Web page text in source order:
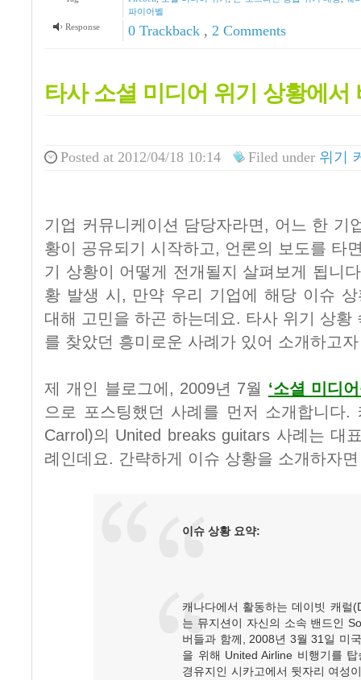
파이어벨
Response
0 Trackback , 2 Comments
타사 소셜 미디어 위기 상황에서
Posted at 2012/04/18 10:14 Filedunder 위기
기업 커뮤니케이션 담당자라면, 어느 한 기
황이 공유되기 시작하고, 언론의 보도를 타
기 상황이 어떻게 전개될지 살펴보게 됩니
황 발생 시, 만약 우리 기업에 해당 이슈
대해 고민을 하곤 하는데요. 타사 위기 상황
를 찾았던 흥미로운 사례가 있어 소개하고
제 개인 블로그에, 2009년 7월 ‘소셜 미디
으로 포스팅했던 사례를 먼저 소개합니다
Carrol)의 United breaks guitars 사례는 대
례인데요. 간략하게 이슈 상황을 소개하자
이슈 상황 요약:
캐나다에서 활동하는 데이빗 캐럴
는 뮤지션이 자신의 소속 밴드인
버들과 함께, 2008년 3월 31일 미
을 위해 United Airline 비행기를
경유지인 시카고에서 뒷자리 여성